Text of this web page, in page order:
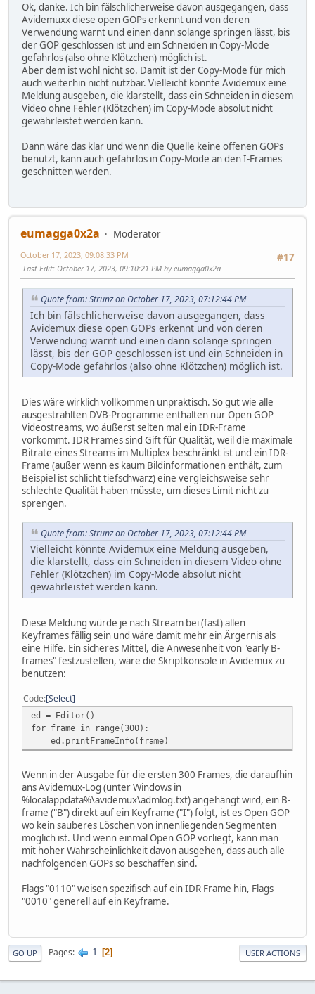
Ok, danke. Ich bin fälschlicherweise davon ausgegangen, dass
Avidemuxx diese open GOPs erkennt und von deren
Verwendung warnt und einen dann solange springen lässt, bis
der GOP geschlossen ist und ein Schneiden in Copy-Mode
gefahrlos (also ohne Klötzchen) möglich ist.
Aber dem ist wohl nicht so. Damit ist der Copy-Mode für mich
auch weiterhin nicht nutzbar. Vielleicht könnte Avidemux eine
Meldung ausgeben, die klarstellt, dass ein Schneiden in diesem
Video ohne Fehler (Klötzchen) im Copy-Mode absolut nicht
gewährleistet werden kann.
Dann wäre das klar und wenn die Quelle keine offenen GOPs
benutzt, kann auch gefahrlos in Copy-Mode an den I-Frames
geschnitten werden.
eumagga0x2a
Moderator
#17
October 17, 2023, 09:08:33 PM
Last Edit: October 17, 2023, 09:10:21 PM by eumagga0x2a
Quote from: Strunz on October 17, 2023, 07:12:44 PM
Ich bin fälschlicherweise davon ausgegangen, dass
Avidemux diese open GOPs erkennt und von deren
Verwendung warnt und einen dann solange springen
lässt, bis der GOP geschlossen ist und ein Schneiden in
Copy-Mode gefahrlos (also ohne Klötzchen) möglich ist.
Dies wäre wirklich vollkommen unpraktisch. So gut wie alle
ausgestrahlten DVB-Programme enthalten nur Open GOP
Videostreams, wo äußerst selten mal ein IDR-Frame
vorkommt. IDR Frames sind Gift für Qualität, weil die maximale
Bitrate eines Streams im Multiplex beschränkt ist und ein IDR-
Frame (außer wenn es kaum Bildinformationen enthält, zum
Beispiel ist schlicht tiefschwarz) eine vergleichsweise sehr
schlechte Qualität haben müsste, um dieses Limit nicht zu
sprengen.
Quote from: Strunz on October 17, 2023, 07:12:44 PM
Vielleicht könnte Avidemux eine Meldung ausgeben,
die klarstellt, dass ein Schneiden in diesem Video ohne
Fehler (Klötzchen) im Copy-Mode absolut nicht
gewährleistet werden kann.
Diese Meldung würde je nach Stream bei (fast) allen
Keyframes fällig sein und wäre damit mehr ein Ärgernis als
eine Hilfe. Ein sicheres Mittel, die Anwesenheit von "early B-
frames" festzustellen, wäre die Skriptkonsole in Avidemux zu
benutzen:
Code Select
ed = Editor()
for frame in range(300):
ed.printFrameInfo(frame)
Wenn in der Ausgabe für die ersten 300 Frames, die daraufhin
ans Avidemux-Log (unter Windows in
%localappdata%\avidemux\admlog.txt) angehängt wird, ein B-
frame ("B") direkt auf ein Keyframe ("I") folgt, ist es Open GOP
wo kein sauberes Löschen von innenliegenden Segmenten
möglich ist. Und wenn einmal Open GOP vorliegt, kann man
mit hoher Wahrscheinlichkeit davon ausgehen, dass auch alle
nachfolgenden GOPs so beschaffen sind.
Flags "0110" weisen spezifisch auf ein IDR Frame hin, Flags
"0010" generell auf ein Keyframe.
GO UP Pages 1 2 USER ACTIONS